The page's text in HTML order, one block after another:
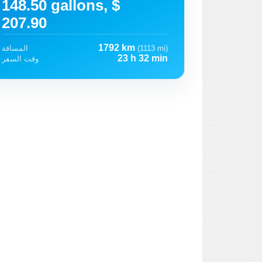
148.50 gallons, $
207.90
المسافة 1792 km (1113 mi)
وقت السفر
23 h 32 min